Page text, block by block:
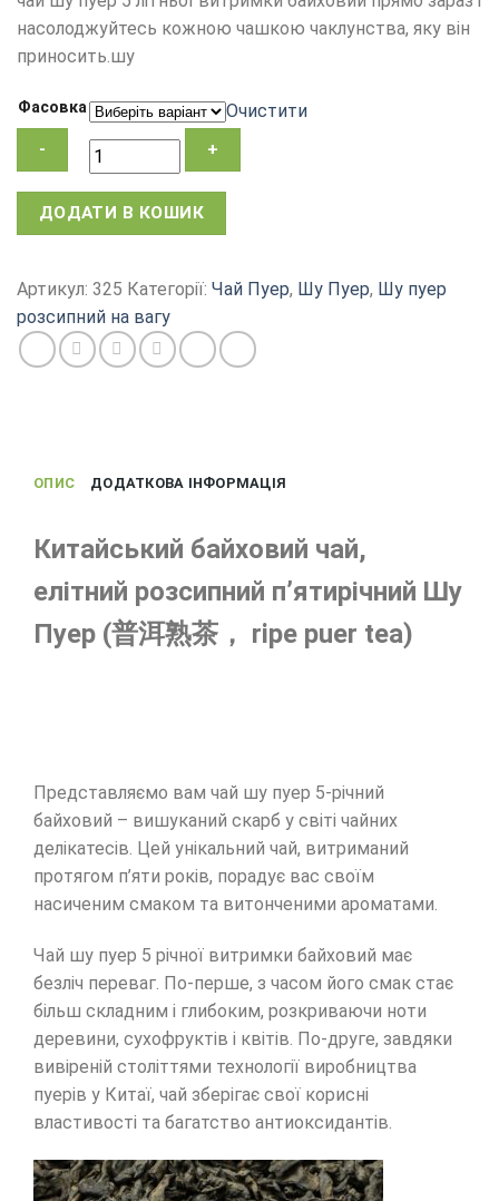
насолоджуйтесь кожною чашкою чаклунства, яку він
приносить.шу
Фасовка Очистити
Чай
Шу
5-
річний
ДОДАТИ В КОШИК
Артикул: 325 Категорії: Чай Пуер, Шу Пуер, Шу пуер
розсипний на вагу
ОПИС ДОДАТКОВА ІНФОРМАЦІЯ
Китайський байховий чай,
елітний розсипний п’ятирічний Шу
Пуер (普洱熟茶， ripe puer tea)
Представляємо вам чай шу пуер 5-річний
байховий – вишуканий скарб у світі чайних
делікатесів. Цей унікальний чай, витриманий
протягом п’яти років, порадує вас своїм
насиченим смаком та витонченими ароматами.
Чай шу пуер 5 річної витримки байховий має
безліч переваг. По-перше, з часом його смак стає
більш складним і глибоким, розкриваючи ноти
деревини, сухофруктів і квітів. По-друге, завдяки
вивіреній століттями технології виробництва
пуерів у Китаї, чай зберігає свої корисні
властивості та багатство антиоксидантів.